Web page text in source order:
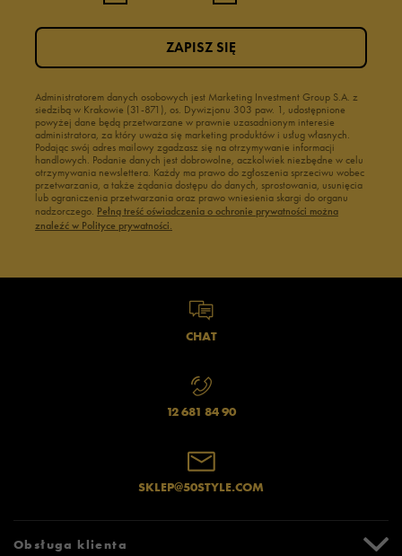
Administratorem danych osobowych jest Marketing Investment Group S.A. z
siedzibą w Krakowie (31-871), os. Dywizjonu 303 paw. 1, udostępnione
powyżej dane będą przetwarzane w prawnie uzasadnionym interesie
administratora, za który uważa się marketing produktów i usług własnych.
Podając swój adres mailowy zgadzasz się na otrzymywanie informacji
handlowych. Podanie danych jest dobrowolne, aczkolwiek niezbędne w celu
otrzymywania newslettera. Każdy ma prawo do zgłoszenia sprzeciwu wobec
przetwarzania, a także żądania dostępu do danych, sprostowania, usunięcia
lub ograniczenia przetwarzania oraz prawo wniesienia skargi do organu
nadzorczego. Pełną treść oświadczenia o ochronie prywatności można
znaleźć w Polityce prywatności.
ZAPISZ SIĘ
CHAT
12 681 84 90
SKLEP@50STYLE.COM
Obsługa klienta